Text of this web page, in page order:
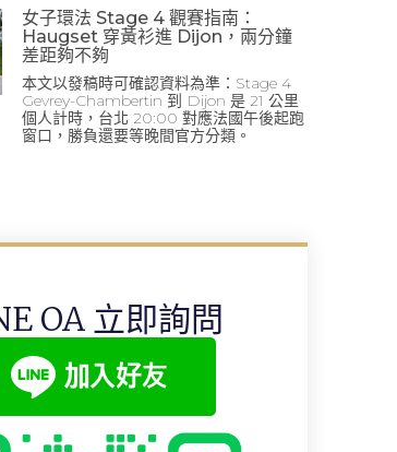
女子環法 Stage 4 觀賽指南：
Haugset 穿黃衫進 Dijon，兩分鐘
差距夠不夠
本文以發稿時可確認資料為準：Stage 4
Gevrey-Chambertin 到 Dijon 是 21 公里
個人計時，台北 20:00 對應法國午後起跑
窗口，勝負還要等晚間官方分類。
OA 立即詢問